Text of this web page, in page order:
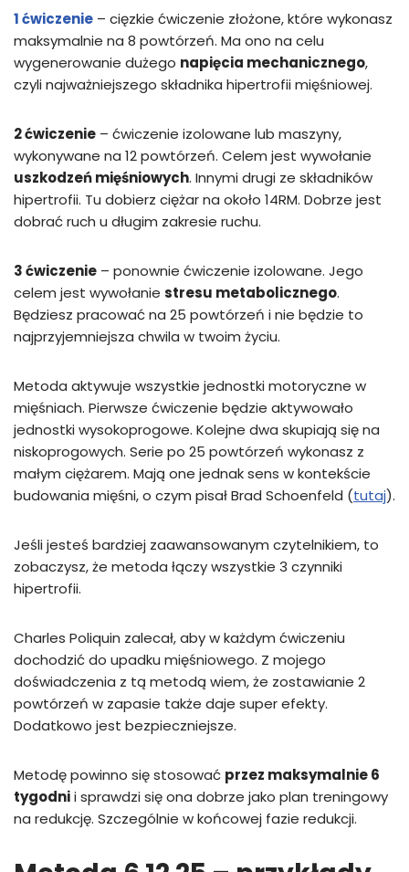
1 ćwiczenie – cięzkie ćwiczenie złożone, które wykonasz
maksymalnie na 8 powtórzeń. Ma ono na celu
wygenerowanie dużego napięcia mechanicznego,
czyli najważniejszego składnika hipertrofii mięśniowej.
2 ćwiczenie – ćwiczenie izolowane lub maszyny,
wykonywane na 12 powtórzeń. Celem jest wywołanie
uszkodzeń mięśniowych. Innymi drugi ze składników
hipertrofii. Tu dobierz ciężar na około 14RM. Dobrze jest
dobrać ruch u długim zakresie ruchu.
3 ćwiczenie – ponownie ćwiczenie izolowane. Jego
celem jest wywołanie stresu metabolicznego.
Będziesz pracować na 25 powtórzeń i nie będzie to
najprzyjemniejsza chwila w twoim życiu.
Metoda aktywuje wszystkie jednostki motoryczne w
mięśniach. Pierwsze ćwiczenie będzie aktywowało
jednostki wysokoprogowe. Kolejne dwa skupiają się na
niskoprogowych. Serie po 25 powtórzeń wykonasz z
małym ciężarem. Mają one jednak sens w kontekście
budowania mięśni, o czym pisał Brad Schoenfeld (tutaj).
Jeśli jesteś bardziej zaawansowanym czytelnikiem, to
zobaczysz, że metoda łączy wszystkie 3 czynniki
hipertrofii.
Charles Poliquin zalecał, aby w każdym ćwiczeniu
dochodzić do upadku mięśniowego. Z mojego
doświadczenia z tą metodą wiem, że zostawianie 2
powtórzeń w zapasie także daje super efekty.
Dodatkowo jest bezpieczniejsze.
Metodę powinno się stosować przez maksymalnie 6
tygodnii sprawdzi się ona dobrze jako plan treningowy
na redukcję. Szczególnie w końcowej fazie redukcji.